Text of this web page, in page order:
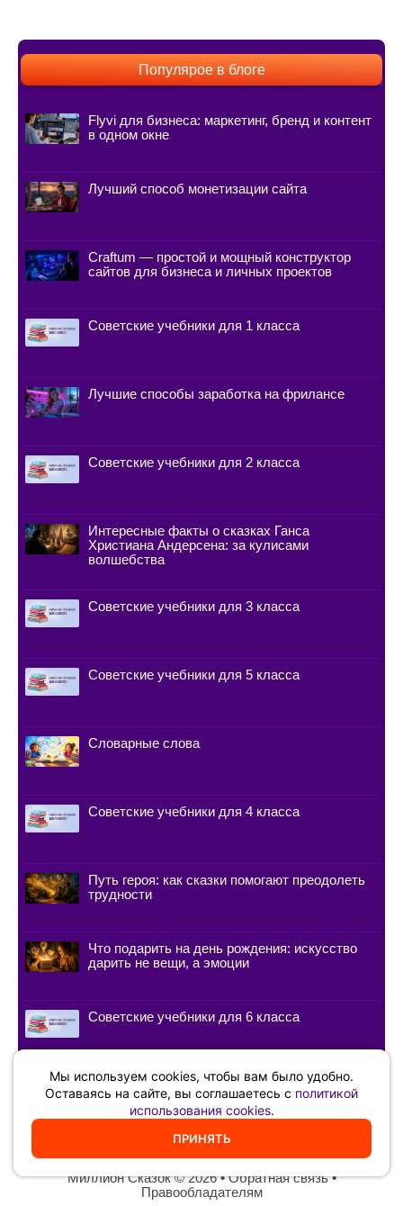
Популярое в блоге
Flyvi для бизнеса: маркетинг, бренд и контент
в одном окне
Лучший способ монетизации сайта
Craftum — простой и мощный конструктор
сайтов для бизнеса и личных проектов
Советские учебники для 1 класса
Лучшие способы заработка на фрилансе
Советские учебники для 2 класса
Интересные факты о сказках Ганса
Христиана Андерсена: за кулисами
волшебства
Советские учебники для 3 класса
Советские учебники для 5 класса
Словарные слова
Советские учебники для 4 класса
Путь героя: как сказки помогают преодолеть
трудности
Что подарить на день рождения: искусство
дарить не вещи, а эмоции
Советские учебники для 6 класса
Как быстро выучить стихотворение:
лайфхаки от зубрилок и актёров
Миллион Сказок©️ 2026 •Обратная связь•
Правообладателям
Мы используем cookies, чтобы вам было удобно.
Оставаясь на сайте, вы соглашаетесь с политикой
использования cookies.
ПРИНЯТЬ